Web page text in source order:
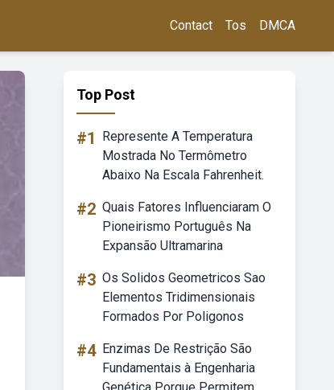
Contact Tos DMCA
Top Post
#1
Represente A Temperatura
Mostrada No Termômetro
Abaixo Na Escala Fahrenheit.
#2 Quais Fatores Influenciaram O
Pioneirismo Português Na
Expansão Ultramarina
#3 Os Solidos Geometricos Sao
Elementos Tridimensionais
Formados Por Poligonos
#4 Enzimas De Restrição São
Fundamentais à Engenharia